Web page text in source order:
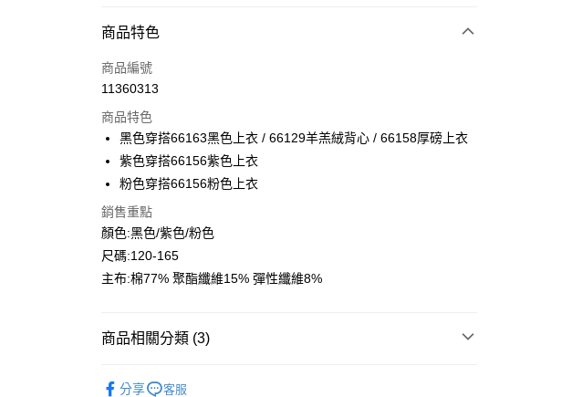
付款方式
信用卡一次付款
LINE Pay
Apple Pay
ATM付款
付款後全家取貨
商品特色
商品編號
11360313
商品特色
黑色穿搭66163黑色上衣 / 66129羊羔絨背心 / 66158厚磅上衣
紫色穿搭66156紫色上衣
粉色穿搭66156粉色上衣
銷售重點
顏色:黑色/紫色/粉色
尺碼:120-165
主布:棉77% 聚酯纖維15% 彈性纖維8%
商品相關分類 (3)
分享 客服